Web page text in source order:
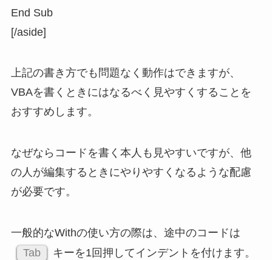
End Sub
[/aside]
上記の書き方でも問題なく動作はできますが、
VBAを書くときにはなるべく見やすくすることを
おすすめします。
なぜならコードを書く本人も見やすいですが、他
の人が編集するときにやりやすくなるような配慮
が必要です。
一般的なWithの使い方の際は、途中のコードは
Tab
キーを1回押してインデントを付けます。